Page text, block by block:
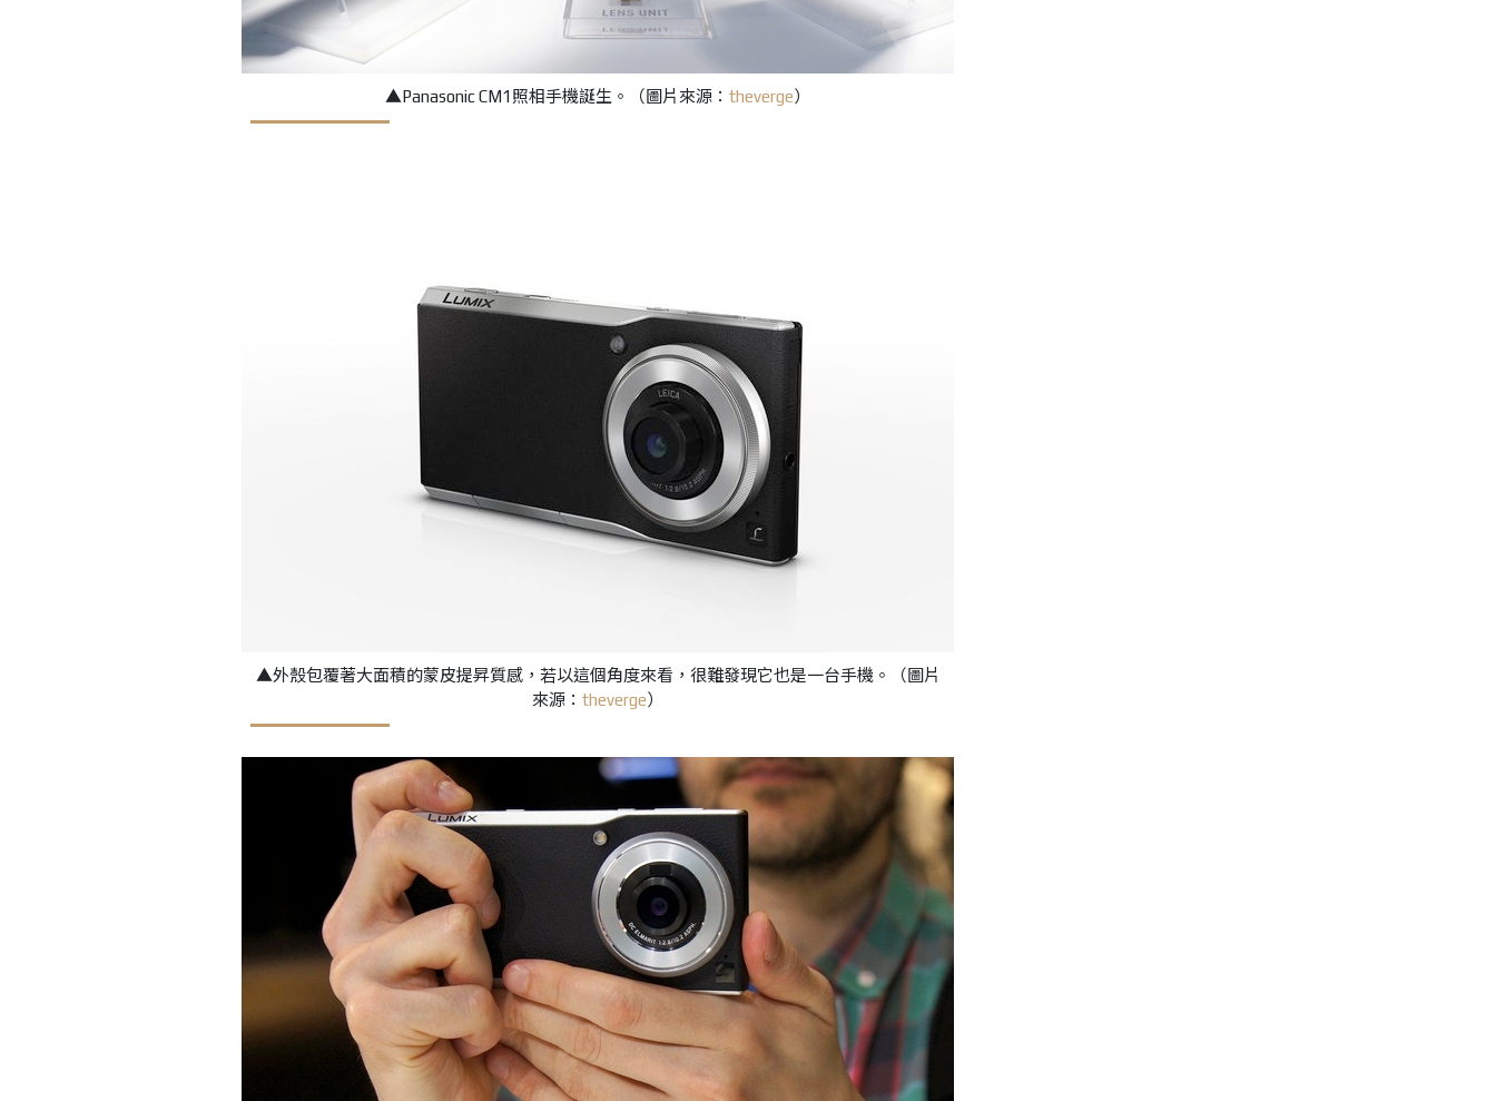
▲Panasonic CM1照相手機誕生。 （圖片來源： theverge）
▲外殼包覆著大面積的蒙皮提昇質感，若以這個角度來看，很難發現它也是一台手機。
（圖片
來源： theverge）